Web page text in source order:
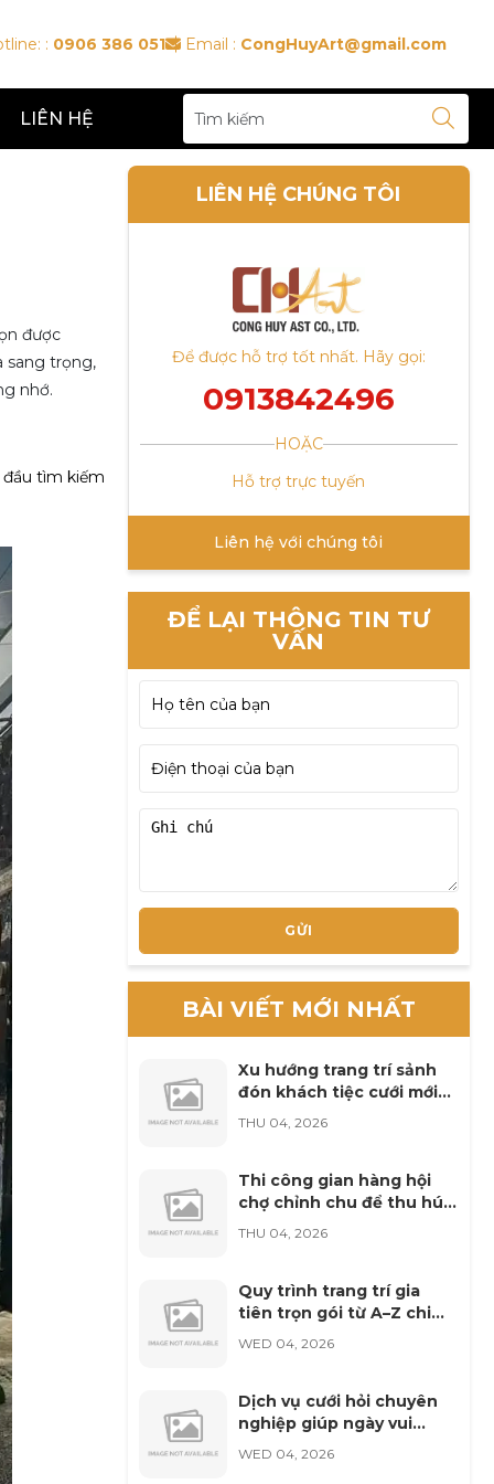
: 0906 386 051 Email : CongHuyArt@gmail.com
LIÊN HỆ
được
sang trọng,
nhớ.
tìm kiếm
LIÊN HỆ CHÚNG TÔI
Để được hỗ trợ tốt nhất. Hãy gọi:
0913842496
HOẶC
Hỗ trợ trực tuyến
Liên hệ với chúng tôi
ĐỂ LẠI THÔNG TIN TƯ
VẤN
GỬI
BÀI VIẾT MỚI NHẤT
Xu hướng trang trí sảnh
đón khách tiệc cưới mới
nhất năm nay
THU 04, 2026
Thi công gian hàng hội
chợ chỉnh chu để thu hút
khách hàng
THU 04, 2026
Quy trình trang trí gia
tiên trọn gói từ A–Z chi
tiết nhất
WED 04, 2026
Dịch vụ cưới hỏi chuyên
nghiệp giúp ngày vui
thêm rạng rỡ
WED 04, 2026